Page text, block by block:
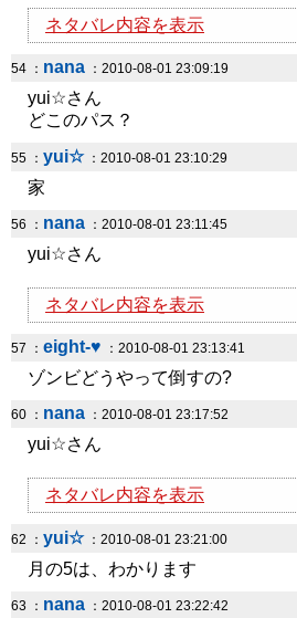
ネタバレ内容を表示
54 ： nana ：2010-08-01 23:09:19
yui☆さん
どこのパス？
55 ： yui☆：2010-08-01 23:10:29
家
56 ： nana ：2010-08-01 23:11:45
yui☆さん
ネタバレ内容を表示
57 ： eight-♥ ：2010-08-01 23:13:41
ゾンビどうやって倒すの?
60 ： nana ：2010-08-01 23:17:52
yui☆さん
ネタバレ内容を表示
62 ： yui☆：2010-08-01 23:21:00
月の5は、わかります
63 ： nana ：2010-08-01 23:22:42